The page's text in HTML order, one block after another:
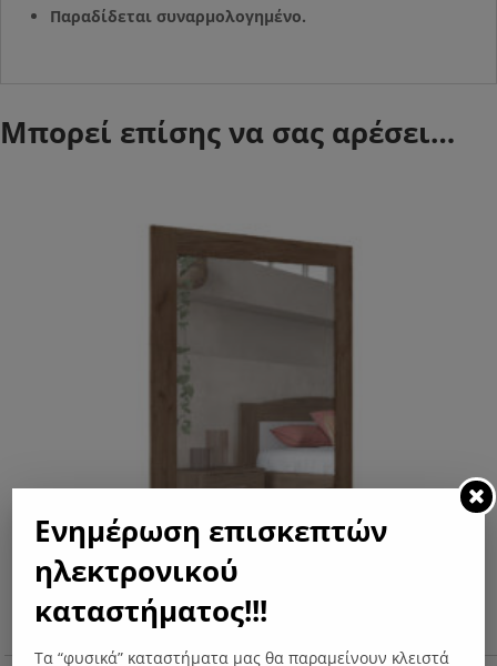
Παραδίδεται συναρμολογημένο.
Μπορεί επίσης να σας αρέσει…
Ενημέρωση επισκεπτών
ηλεκτρονικού
καταστήματος!!!
Τα “φυσικά” καταστήματα μας θα παραμείνουν κλειστά